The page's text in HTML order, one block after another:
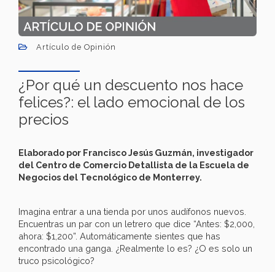
Artículo de Opinión
¿Por qué un descuento nos hace
felices?: el lado emocional de los
precios
Elaborado por Francisco Jesús Guzmán, investigador
del Centro de Comercio Detallista de la Escuela de
Negocios del Tecnológico de Monterrey.
Imagina entrar a una tienda por unos audífonos nuevos.
Encuentras un par con un letrero que dice “Antes: $2,000,
ahora: $1,200”. Automáticamente sientes que has
encontrado una ganga. ¿Realmente lo es? ¿O es solo un
truco psicológico?